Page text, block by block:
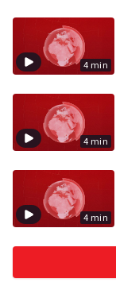
4 min
4 min
4 min